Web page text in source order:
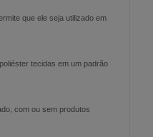
que ele seja utilizado em
tecidas em um padrão
com ou sem produtos